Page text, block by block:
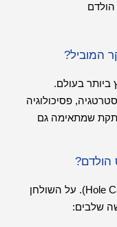
המוביל?
בעולם.
פסיכולוגיה
שמתאימה גם
כל שחקן מקבל שני קלפים סגורים (Hole Cards). על השולחן
שלבים: